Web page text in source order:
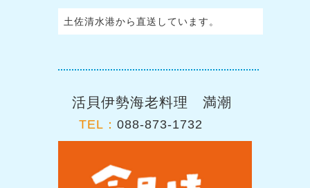
土佐清水港から直送しています。
活貝伊勢海老料理 満潮
TEL： 088-873-1732